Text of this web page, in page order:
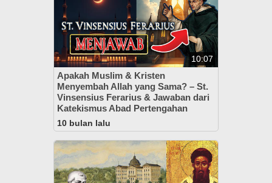
10:07
Apakah Muslim & Kristen
Menyembah Allah yang Sama? – St.
Vinsensius Ferarius & Jawaban dari
Katekismus Abad Pertengahan
10 bulan lalu